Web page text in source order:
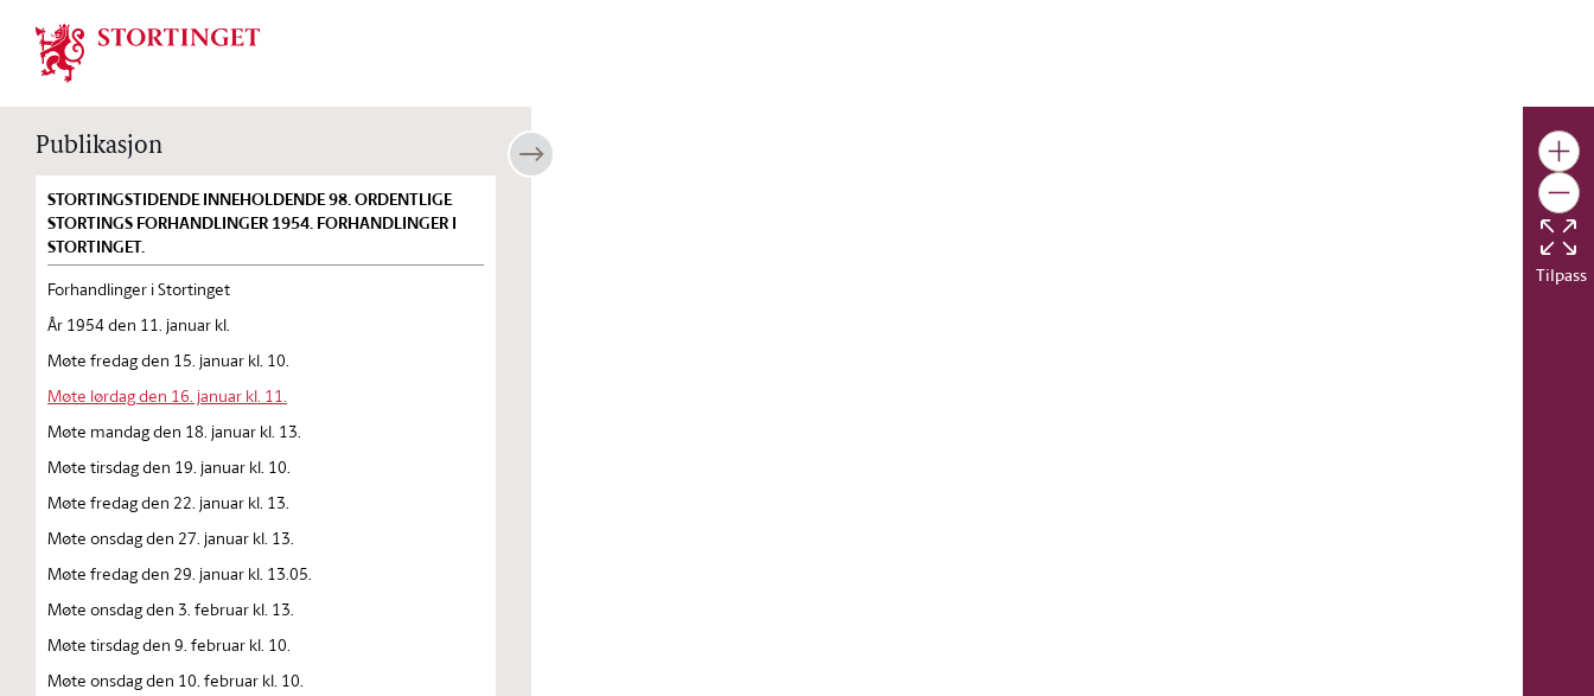
Stortinget.no
Publikasjon
STORTINGSTIDENDE INNEHOLDENDE 98. ORDENTLIGE
STORTINGS FORHANDLINGER 1954. FORHANDLINGER I
STORTINGET.
Forhandlinger i Stortinget
År 1954 den 11. januar kl.
Møte fredag den 15. januar kl. 10.
Møte lørdag den 16. januar kl. 11.
Møte mandag den 18. januar kl. 13.
Møte tirsdag den 19. januar kl. 10.
Møte fredag den 22. januar kl. 13.
Møte onsdag den 27. januar kl. 13.
Møte fredag den 29. januar kl. 13.05.
Møte onsdag den 3. februar kl. 13.
Møte tirsdag den 9. februar kl. 10.
Møte onsdag den 10. februar kl. 10.